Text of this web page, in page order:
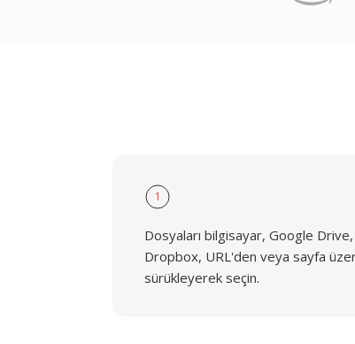
1
Dosyaları bilgisayar, Google Drive,
Dropbox, URL'den veya sayfa
sürükleyerek seçin.